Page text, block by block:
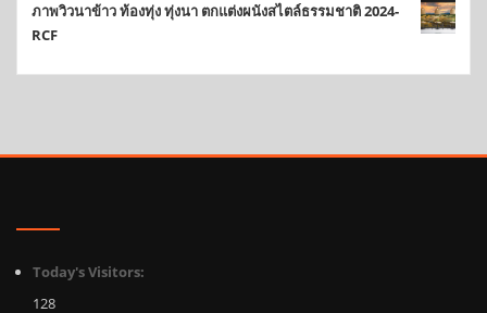
ภาพวิวนาข้าว ท้องทุ่ง ทุ่งนา ตกแต่งผนังสไตล์ธรรมชาติ 2024-
RCF
Today's Visitors:
128